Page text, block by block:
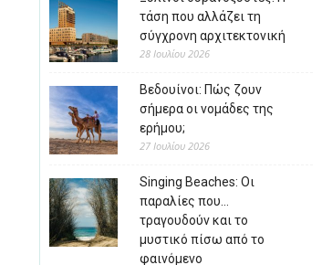
τάση που αλλάζει τη
σύγχρονη αρχιτεκτονική
28 Ιουλίου 2026
Βεδουίνοι: Πώς ζουν
σήμερα οι νομάδες της
ερήμου;
27 Ιουλίου 2026
Singing Beaches: Οι
παραλίες που…
τραγουδούν και το
μυστικό πίσω από το
φαινόμενο